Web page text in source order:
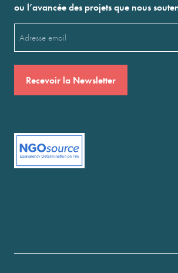
ou l’avancée des projets que nous
(Nécessaire)